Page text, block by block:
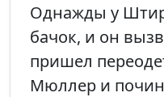
Однажды у
бачок, и он
пришел
Мюллер и